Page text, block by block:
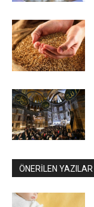
ÖNERİLEN YAZILAR